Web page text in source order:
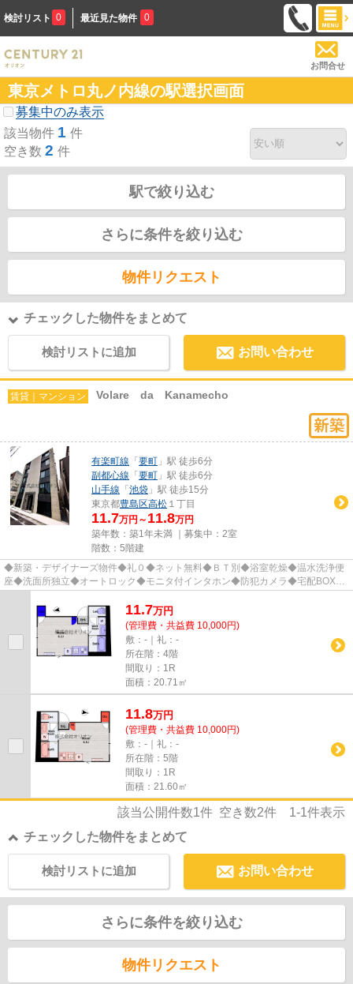
検討リスト 0 最近見た物件 0
お問合せ
東京メトロ丸ノ内線の駅選択画面
募集中のみ表示
該当物件 1 件
空き数 2 件
駅で絞り込む
さらに条件を絞り込む
物件リクエスト
チェックした物件をまとめて
検討リストに追加 お問い合わせ
賃貸｜マンション Volare da Kanamecho
有楽町線 「 要町 」駅 徒歩6分
副都心線 「 要町 」駅 徒歩6分
山手線 「 池袋 」駅 徒歩15分
東京都豊島区高松 １丁目
11.7万円～ 11.8万円
築年数：築1年未満 ｜募集中： 2室
階数：5階建
◆新築・デザイナーズ物件◆礼０◆ネット無料◆ＢＴ別◆浴室乾燥◆温水洗浄便
座◆洗面所独立◆オートロック◆モニタ付インタホン◆防犯カメラ◆宅配BOX◆
11.7万円
(管理費・共益費 10,000円)
敷：-｜礼：-
所在階：4階
間取り：1R
面積：20.71㎡
11.8万円
(管理費・共益費 10,000円)
敷：-｜礼：-
所在階：5階
間取り：1R
面積：21.60㎡
該当公開件数1件 空き数2件 1-1件表示
チェックした物件をまとめて
お問い合わせ
検討リストに追加
さらに条件を絞り込む
物件リクエスト